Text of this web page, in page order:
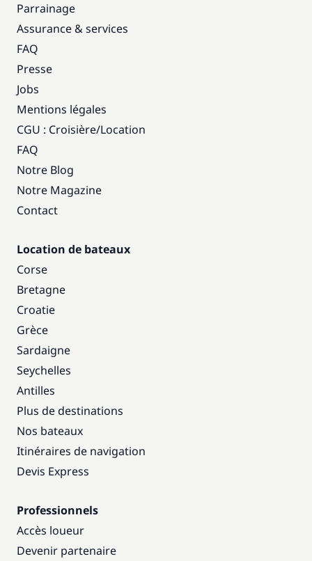
Parrainage
Assurance & services
FAQ
Presse
Jobs
Mentions légales
CGU : Croisière/Location
FAQ
Notre Blog
Notre Magazine
Contact
Location de bateaux
Corse
Bretagne
Croatie
Grèce
Sardaigne
Seychelles
Antilles
Plus de destinations
Nos bateaux
Itinéraires de navigation
Devis Express
Professionnels
Accès loueur
Devenir partenaire